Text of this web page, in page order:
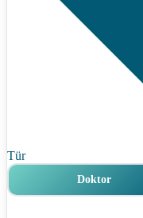
Tür
Doktor